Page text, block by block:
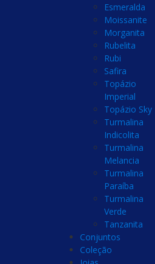
Esmeralda
Moissanite
Morganita
Rubelita
Rubi
Safira
Topázio
Imperial
Topázio Sky
Turmalina
Indicolita
Turmalina
Melancia
Turmalina
Paraíba
Turmalina
Verde
Tanzanita
Conjuntos
Coleção